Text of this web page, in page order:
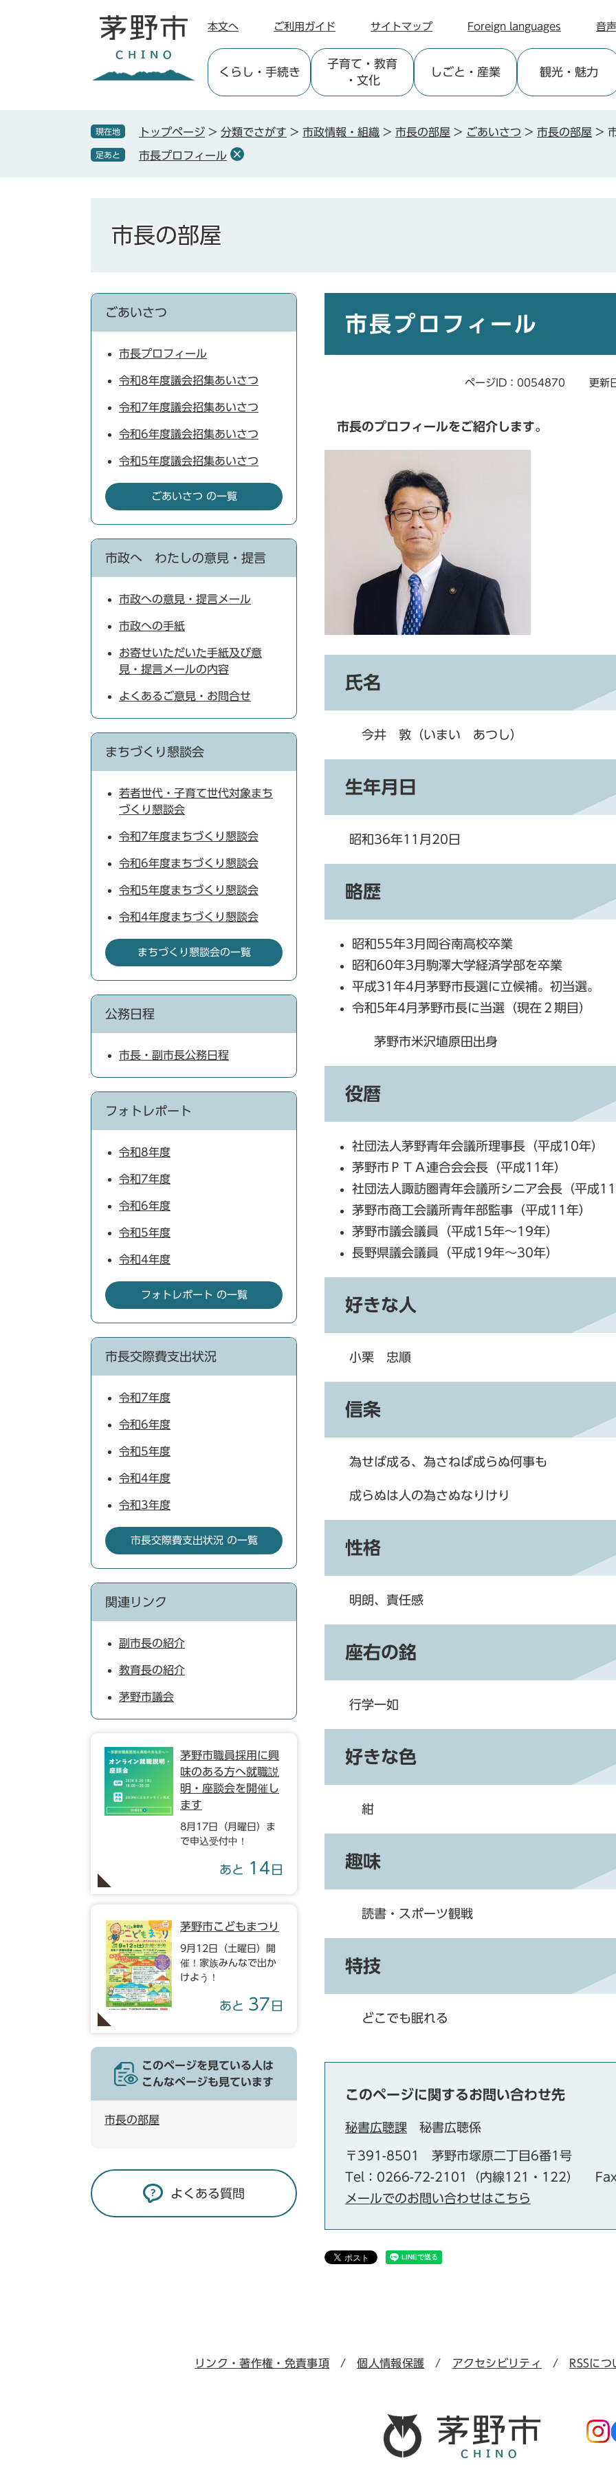
本文へ ご利用ガイド サイトマップ Foreign languages 音
くらし ・手続き
子育て ・教育
・文化
しごと ・産業 観光・魅力
現在地 トップページ > 分類でさがす > 市政情報・組織 > 市長の部屋 > ごあいさつ > 市長の部屋 >
足あと 市長プロフィール
市長の部屋
市長プロフィール
ページID：0054870 更新
市長のプロフィールをご紹介します。
氏名
今井 敦（いまい あつし）
生年月日
昭和36年11月20日
略歴
昭和55年3月岡谷南高校卒業
昭和60年3月駒澤大学経済学部を卒業
平成31年4月茅野市長選に立候補。初当選。
令和5年4月茅野市長に当選（現在２期目）
茅野市米沢埴原田出身
役暦
社団法人茅野青年会議所理事長（平成10年）
茅野市ＰＴＡ連合会会長（平成11年）
社団法人諏訪圏青年会議所シニア会長（平成
茅野市商工会議所青年部監事（平成11年）
茅野市議会議員（平成15年～19年）
長野県議会議員（平成19年～30年）
好きな人
小栗 忠順
信条
為せば成る、為さねば成らぬ何事も
成らぬは人の為さぬなりけり
性格
明朗、責任感
座右の銘
行学一如
好きな色
紺
趣味
読書・スポーツ観戦
特技
どこでも眠れる
このページに関するお問い合わせ先
秘書広聴課 秘書広聴係
〒391-8501
茅野市塚原二丁目6番1号
Tel：0266-72-2101（内線121・122）
メールでのお問い合わせはこちら
ごあいさつ
市長プロフィール
令和8年度議会招集あいさつ
令和7年度議会招集あいさつ
令和6年度議会招集あいさつ
令和5年度議会招集あいさつ
ごあいさつ の一覧
市政へ わたしの意見・提言
市政への意見・提言メール
市政への手紙
お寄せいただいた手紙及び意
見・提言メールの内容
よくあるご意見・お問合せ
まちづくり懇談会
若者世代・子育て世代対象まち
づくり懇談会
令和7年度まちづくり懇談会
令和6年度まちづくり懇談会
令和5年度まちづくり懇談会
令和4年度まちづくり懇談会
まちづくり懇談会の一覧
公務日程
市長・副市長公務日程
フォトレポート
令和8年度
令和7年度
令和6年度
令和5年度
令和4年度
フォトレポート の一覧
市長交際費支出状況
令和7年度
令和6年度
令和5年度
令和4年度
令和3年度
市長交際費支出状況 の一覧
関連リンク
副市長の紹介
教育長の紹介
茅野市議会
茅野市職員採用に興
味のある方へ就職説
明・座談会を開催し
ます
8月17日（月曜日）ま
で申込受付中！
あと 14 日
茅野市こどもまつり
9月12日（土曜日）開
催！家族みんなで出か
けよう！
あと 37 日
このページを見ている人は
こんなページも見ています
市長の部屋
よくある質問
リンク・著作権・免責事項 個人情報保護 アクセシビリティ RSSにつ